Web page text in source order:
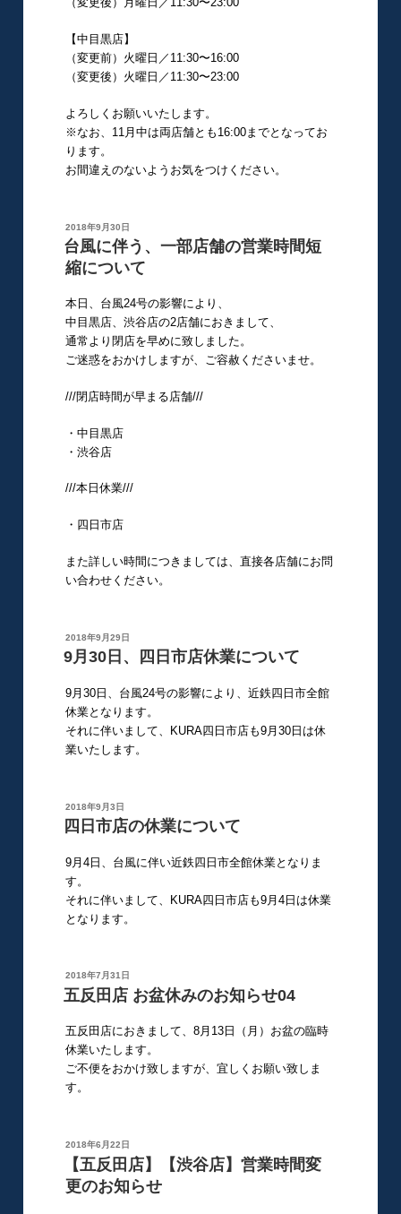
【中目黒店】
（変更前）火曜日／11:30〜16:00
（変更後）火曜日／11:30〜23:00
よろしくお願いいたします。
※なお、11月中は両店舗とも16:00までとなってお
ります。
お間違えのないようお気をつけください。
投
稿
日:
2018年9月30日
台風に伴う、一部店舗の営業時間短
縮について
本日、台風24号の影響により、
中目黒店、渋谷店の2店舗におきまして、
通常より閉店を早めに致しました。
ご迷惑をおかけしますが、ご容赦くださいませ。
///閉店時間が早まる店舗///
・中目黒店
・渋谷店
///本日休業///
・四日市店
また詳しい時間につきましては、直接各店舗にお問
い合わせください。
投
稿
日:
2018年9月29日
9月30日、四日市店休業について
9月30日、台風24号の影響により、近鉄四日市全館
休業となります。
それに伴いまして、KURA四日市店も9月30日は休
業いたします。
投
稿
日:
2018年9月3日
四日市店の休業について
9月4日、台風に伴い近鉄四日市全館休業となりま
す。
それに伴いまして、KURA四日市店も9月4日は休業
となります。
投
稿
日:
2018年7月31日
五反田店 お盆休みのお知らせ04
五反田店におきまして、8月13日（月）お盆の臨時
休業いたします。
ご不便をおかけ致しますが、宜しくお願い致しま
す。
投
日:
2018年6月22日
【五反田店】【渋谷店】営業時間変
更のお知らせ